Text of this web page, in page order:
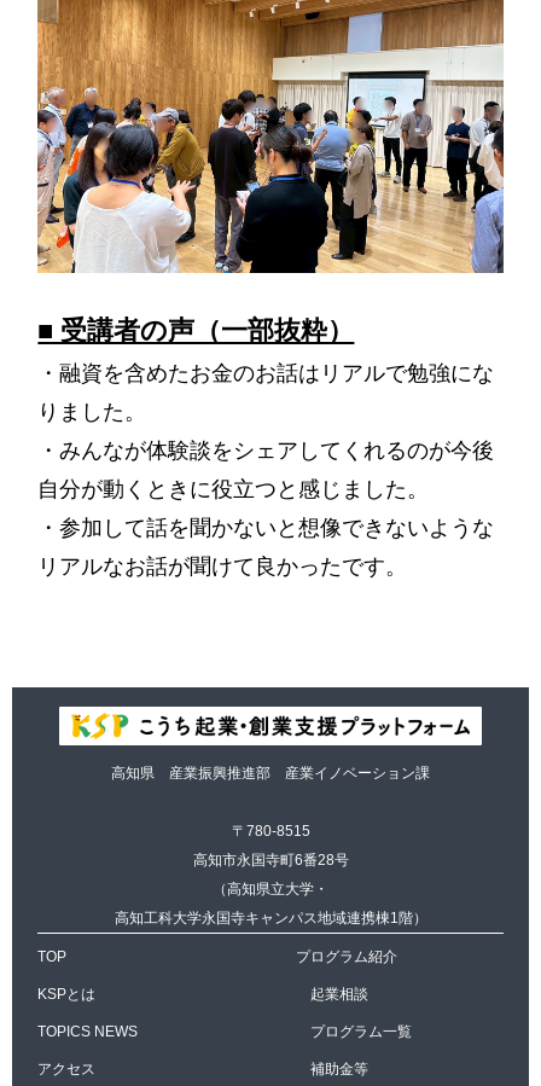
■ 受講者の声（一部抜粋）
・融資を含めたお金のお話はリアルで勉強にな
りました。
・みんなが体験談をシェアしてくれるのが今後
自分が動くときに役立つと感じました。
・参加して話を聞かないと想像できないような
リアルなお話が聞けて良かったです。
高知県 産業振興推進部 産業イノベーション課
〒780-8515
高知市永国寺町6番28号
（高知県立大学・
高知工科大学永国寺キャンパス地域連携棟1階）
TOP
KSPとは
TOPICS NEWS
アクセス
プログラム紹介
起業相談
プログラム一覧
補助金等